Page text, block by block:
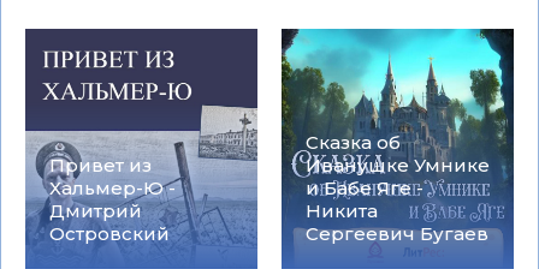
Привет из
Хальмер-Ю -
Дмитрий
Островский
Сказка об
Иванушке Умнике
и Бабе Яге -
Никита
Сергеевич Бугаев